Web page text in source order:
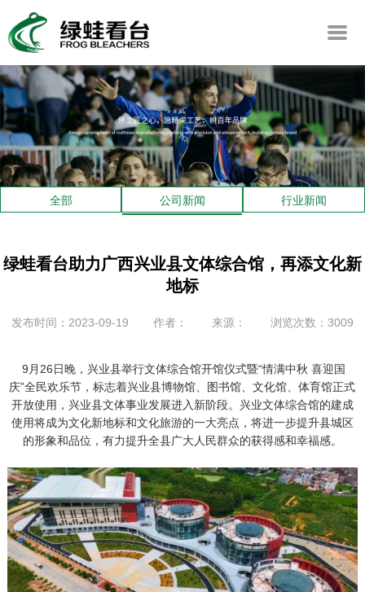
全部 公司新闻 行业新闻
绿蛙看台助力广西兴业县文体综合馆，再添文化新
地标
发布时间：2023-09-19 作者： 来源： 浏览次数：3009
9月26日晚，兴业县举行文体综合馆开馆仪式暨“情满中秋 喜迎国
庆”全民欢乐节，标志着兴业县博物馆、图书馆、文化馆、体育馆正式
开放使用，兴业县文体事业发展进入新阶段。兴业文体综合馆的建成
使用将成为文化新地标和文化旅游的一大亮点，将进一步提升县城区
的形象和品位，有力提升全县广大人民群众的获得感和幸福感。